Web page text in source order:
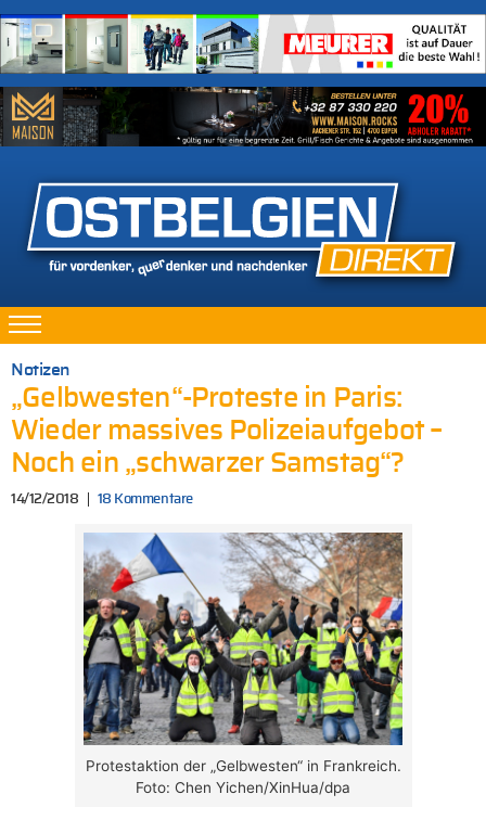
Notizen
„Gelbwesten“-Proteste in Paris:
Wieder massives Polizeiaufgebot –
Noch ein „schwarzer Samstag“?
14/12/2018 18 Kommentare
Protestaktion der „Gelbwesten“ in Frankreich.
Foto: Chen Yichen/XinHua/dpa